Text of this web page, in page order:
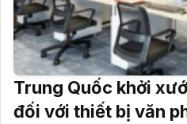
Trung Quốc khởi
đối với thiết bị văn